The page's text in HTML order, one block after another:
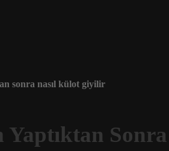
sonra nasıl külot giyilir
Yaptıktan